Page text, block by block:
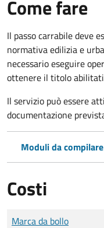
Come fare
Il passo carrabile deve
normativa edilizia e
necessario eseguire
ottenere il titolo
Il servizio può essere
documentazione
Moduli da
Costi
Tipo di pagamento
Importo
Marca da bollo